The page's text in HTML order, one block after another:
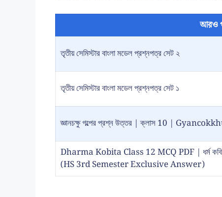
আরও
তৃতীয় সেমিস্টার বাংলা মডেল প্রশ্নপত্র সেট ২
তৃতীয় সেমিস্টার বাংলা মডেল প্রশ্নপত্র সেট ১
জ্ঞানচক্ষু গল্পের প্রশ্ন উত্তর | ক্লাস 10 |
Dharma Kobita Class 12 MCQ PDF | ধর্ম
(HS 3rd Semester Exclusive Answer)